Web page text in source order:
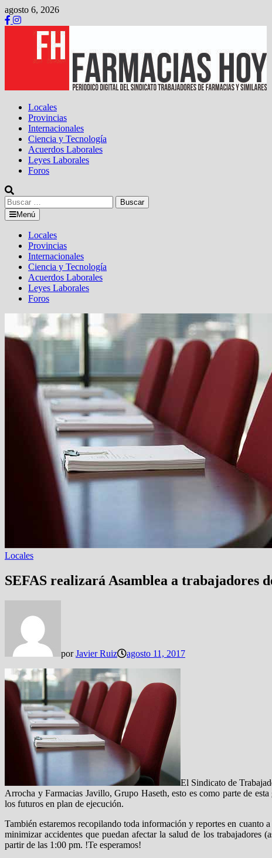
Saltar
al
contenido
agosto 6, 2026
Locales
Provincias
Internacionales
Ciencia y Tecnología
Acuerdos Laborales
Leyes Laborales
Foros
Buscar:
Menú
Locales
Provincias
Internacionales
Ciencia y Tecnología
Acuerdos Laborales
Leyes Laborales
Foros
Locales
SEFAS realizará Asamblea a trabajadores
porJavier Ruiz agosto 11, 2017
El Sindicato de
Arrocha y Farmacias Javillo, Grupo Haseth, esto es como parte de
los futuros en plan de ejecución.
También estaremos recopilando toda información y reportes en cuanto
minimizar accidentes que puedan afectar la salud de los trabajadores
partir de las 1:00 pm. !Te esperamos!